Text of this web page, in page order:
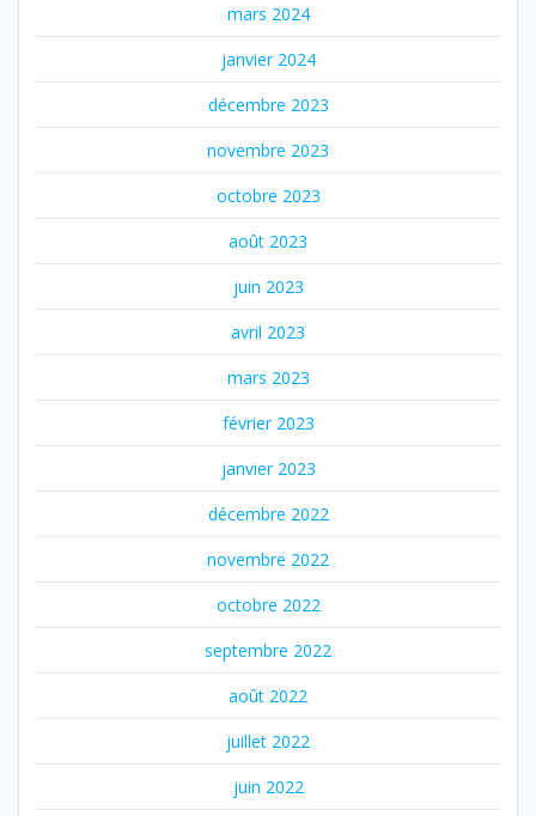
mars 2024
janvier 2024
décembre 2023
novembre 2023
octobre 2023
août 2023
juin 2023
avril 2023
mars 2023
février 2023
janvier 2023
décembre 2022
novembre 2022
octobre 2022
septembre 2022
août 2022
juillet 2022
juin 2022